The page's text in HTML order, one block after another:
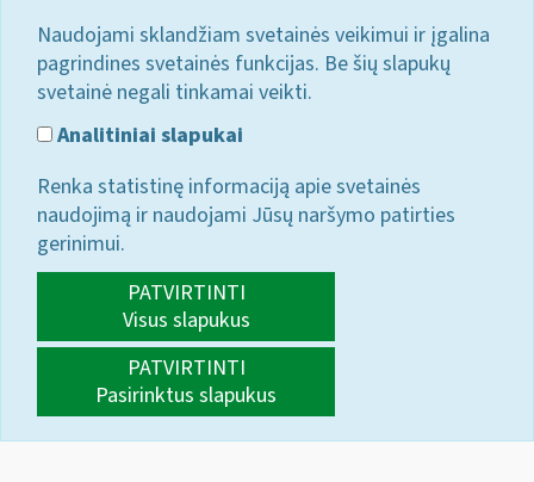
Naudojami sklandžiam svetainės veikimui ir įgalina
pagrindines svetainės funkcijas. Be šių slapukų
svetainė negali tinkamai veikti.
Analitiniai slapukai
Renka statistinę informaciją apie svetainės
naudojimą ir naudojami Jūsų naršymo patirties
gerinimui.
PATVIRTINTI
Visus slapukus
PATVIRTINTI
Pasirinktus slapukus